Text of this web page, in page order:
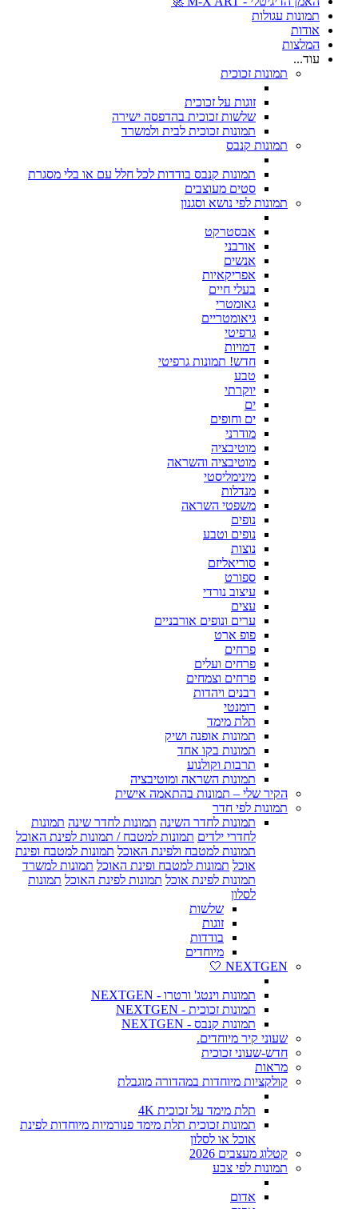
תמונות עגולות
אודות
המלצות
עוד...
תמונות זכוכית
זוגות על זכוכית
שלשות זכוכית בהדפסה ישירה
תמונות זכוכית לבית ולמשרד
תמונות קנבס
תמונות קנבס בודדות לכל חלל עם או בלי מסגרת
סטים מעוצבים
תמונות לפי נושא וסגנון
אבסטרקט
אורבני
אנשים
אפריקאיות
בעלי חיים
גאומטרי
גיאומטריים
גרפיטי
דמויות
חדש! תמונות גרפיטי
טבע
יוקרתי
ים
ים וחופים
מודרני
מוטיבציה
מוטיבציה והשראה
מינימליסטי
מנדלות
משפטי השראה
נופים
נופים וטבע
נוצות
סוריאליזם
ספורט
עיצוב נורדי
עצים
ערים ונופים אורבניים
פופ ארט
פרחים
פרחים ועלים
פרחים וצמחים
רבנים ויהדות
רומנטי
תלת מימד
תמונות אופנה ושיק
תמונות בקו אחד
תרבות וקולנוע
תמונות השראה ומוטיבציה
הקיר שלי – תמונות בהתאמה אישית
תמונות לפי חדר
תמונות לחדר השינה תמונות לחדר שינה תמונות
לחדרי ילדים תמונות למטבח / תמונות לפינת האוכל
תמונות למטבח ולפינת האוכל תמונות למטבח ופינת
אוכל תמונות למטבח ופינת האוכל תמונות למשרד
תמונות לפינת אוכל תמונות לפינת האוכל תמונות
לסלון
שלשות
זוגות
בודדות
מיוחדים
NEXTGEN 🤍
תמונות וינטג' ורטרו - NEXTGEN
תמונות זכוכית - NEXTGEN
תמונות קנבס - NEXTGEN
שעוני קיר מיוחדים.
חדש-שעוני זכוכית
מראות
קולקציות מיוחדות במהדורה מוגבלת
תלת מימד על זכוכית 4K
תמונות זכוכית תלת מימד פנורמיות מיוחדות לפינת
אוכל או לסלון
קטלוג מעצבים 2026
תמונות לפי צבע
אדום